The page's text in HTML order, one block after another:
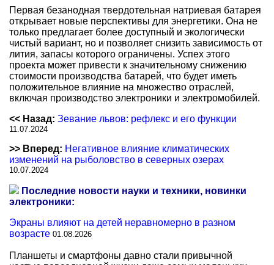
Первая безанодная твердотельная натриевая батарея
открывает новые перспективы для энергетики. Она не
только предлагает более доступный и экологически
чистый вариант, но и позволяет снизить зависимость от
лития, запасы которого ограничены. Успех этого
проекта может привести к значительному снижению
стоимости производства батарей, что будет иметь
положительное влияние на множество отраслей,
включая производство электроники и электромобилей.
<< Назад: Зевание львов: рефлекс и его функции
11.07.2024
>> Вперед: Негативное влияние климатических
изменений на рыболовство в северных озерах
10.07.2024
Последние новости науки и техники, новинки
электроники:
Экраны влияют на детей неравномерно в разном
возрасте 01.08.2026
Планшеты и смартфоны давно стали привычной